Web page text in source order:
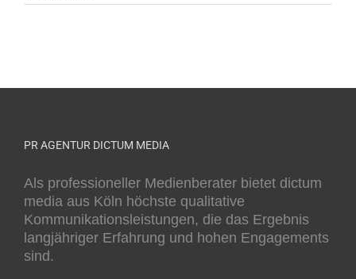
PR AGENTUR DICTUM MEDIA
Als professioneller Medienberater bietet dictum
media aus Köln höchste qualitative
Kommunikationsleistungen, die das Ergebnis
langjähriger Erfahrung und hohen Engagements
sind.